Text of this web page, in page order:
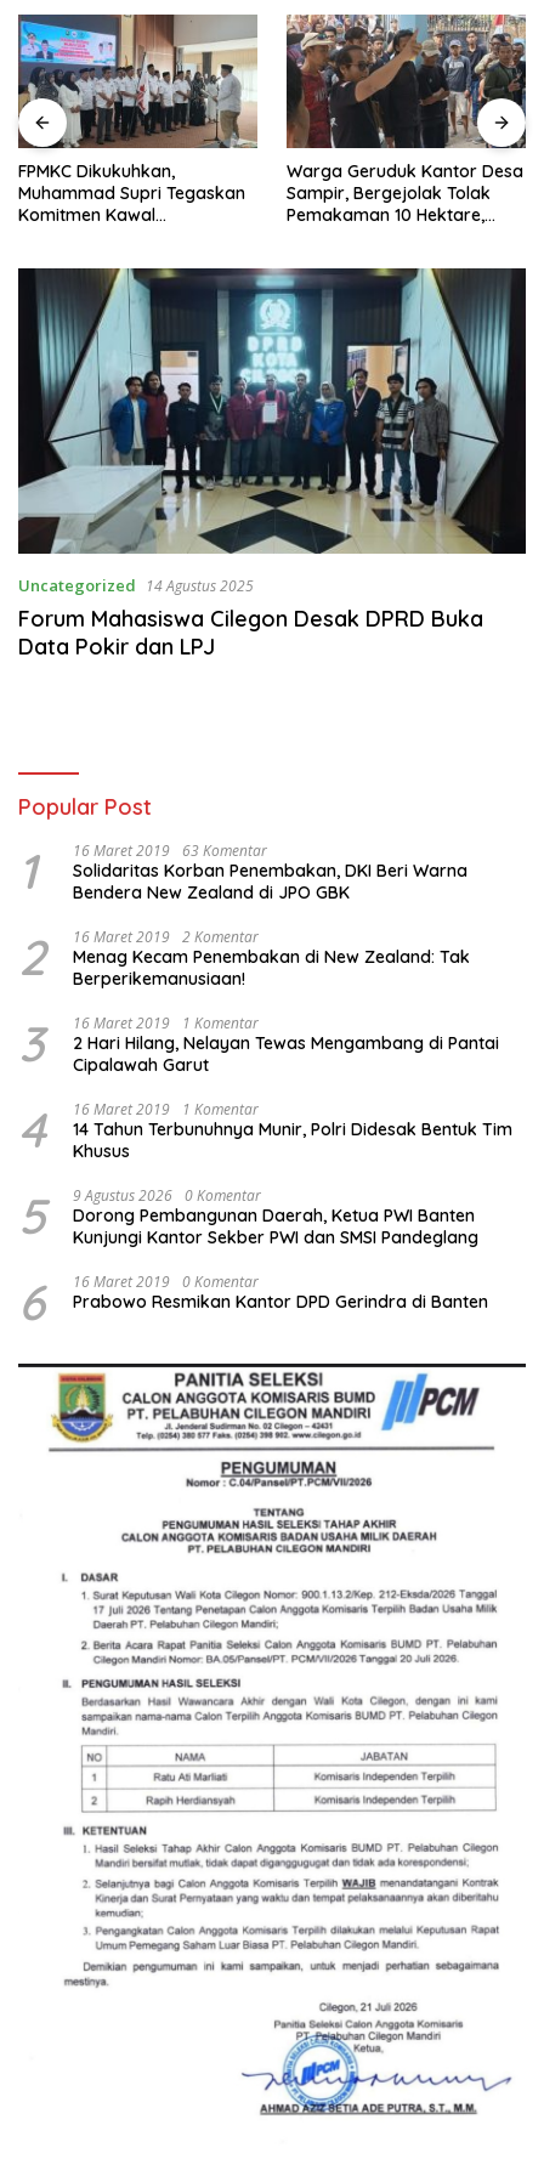
FPMKC Dikukuhkan,
Muhammad Supri Tegaskan
Komitmen Kawal
Warga Geruduk Kantor Desa
Sampir, Bergejolak Tolak
Pemakaman 10 Hektare,
Uncategorized 14 Agustus 2025
Forum Mahasiswa Cilegon Desak DPRD Buka
Data Pokir dan LPJ
Popular Post
1 16 Maret 2019 63 Komentar
Solidaritas Korban Penembakan, DKI Beri Warna
Bendera New Zealand di JPO GBK
2 16 Maret 2019 2 Komentar
Menag Kecam Penembakan di New Zealand: Tak
Berperikemanusiaan!
3 16 Maret 2019 1 Komentar
2 Hari Hilang, Nelayan Tewas Mengambang di Pantai
Cipalawah Garut
4 16 Maret 2019 1 Komentar
14 Tahun Terbunuhnya Munir, Polri Didesak Bentuk Tim
Khusus
5 9 Agustus 2026 0 Komentar
Dorong Pembangunan Daerah, Ketua PWI Banten
Kunjungi Kantor Sekber PWI dan SMSI Pandeglang
6 16 Maret 2019 0 Komentar
Prabowo Resmikan Kantor DPD Gerindra di Banten